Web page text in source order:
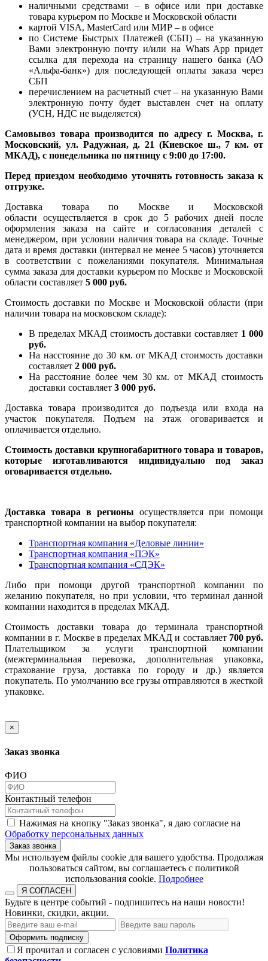
наличными средствами – в офисе или при доставке
товара курьером по Москве и Московской области
картой VISA, MasterCard или МИР – в офисе
по Системе Быстрых Платежей (СБП) – на указанную
Вами электронную почту и/или на Whats App придет
ссылка для перехода на страницу нашего банка (АО
«Альфа-банк») для последующей оплаты заказа через
СБП
перечислением на расчетный счет – на указанную Вами
электронную почту будет выставлен счет на оплату
(УСН, НДС не выделяется)
Самовывоз товара производится по адресу г. Москва, г.
Московский, ул. Радужная, д. 21 (Киевское ш., 7 км. от
МКАД), с понедельника по пятницу с 9:00 до 17:00.
Перед приездом необходимо уточнять готовность заказа к
отгрузке.
Доставка товара по Москве и Московской
области осуществляется в срок до 5 рабочих дней после
оформления заказа на сайте и согласования деталей с
менеджером, при условии наличия товара на складе. Точные
дата и время доставки (интервал не менее 5 часов) уточняется
в соответствии с пожеланиями покупателя. Минимальная
сумма заказа для доставки курьером по Москве и Московской
области составляет 5 000 руб.
Стоимость доставки по Москве и Московской области (при
наличии товара на московском складе):
В пределах МКАД стоимость доставки составляет 1 000
руб.
На насcтояние до 30 км. от МКАД стоимость доставки
составляет 2 000 руб.
На расстояние более чем 30 км. от МКАД стоимость
доставки составляет 3 000 руб.
Доставка товара производится до подъезда или входа на
участок покупателя. Подъем на этаж оговаривается и
оплачивается отдельно.
Стоимость доставки крупногабаритного товара и товаров,
которые изготавливаются индивидуально под заказ
оговаривается отдельно.
Доставка товара в регионы осуществляется при помощи
транспортной компании на выбор покупателя:
Транспортная компания «Деловые линии»
Транспортная компания «ПЭК»
Транспортная компания «СДЭК»
Либо при помощи другой транспортной компании по
желанию покупателя, но при условии, что терминал данной
компании находится в пределах МКАД.
Стоимость доставки товара до терминала транспортной
компании в г. Москве в пределах МКАД и составляет 700 руб.
Плательщиком за услуги транспортной компании
(межтерминальная перевозка, дополнительная упаковка,
страхование груза, доставка по городу и др.) является
покупатель. По умолчанию все грузы отправляются в жесткой
упаковке.
×
Заказ звонка
ФИО
Контактный телефон
Нажимая на кнопку "Заказ звонка", я даю согласие на
Обработку персональных данных
Заказ звонка
​​​​​​​Мы используем файлы cookie для вашего удобства. Продолжая
пользоваться сайтом, вы соглашаетесь с политикой
использования cookie.​​​​​​​ Подробнее
Я СОГЛАСЕН
Будьте в центре событий - подпишитесь на наши новости!
Новинки, скидки, акции.
Оформить подписку
Я прочитал и согласен с условиями Политика